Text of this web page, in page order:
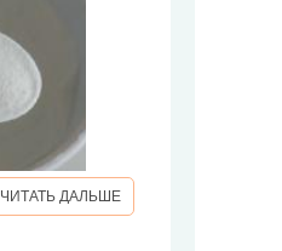
ЧИТАТЬ ДАЛЬШЕ